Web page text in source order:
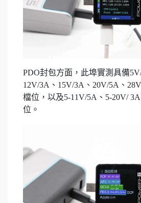
PDO封包方面，此埠實測具備
12V/3A、15V/3A、20V/5A、
檔位，以及5-11V/5A、5-20V/
位。